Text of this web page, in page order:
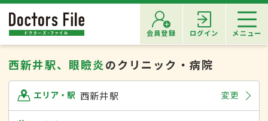
会員登録 ログイン メニュー
西新井駅、眼瞼炎のクリニック・病院
エリア・駅 西新井駅 変更